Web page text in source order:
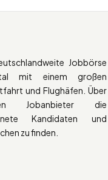
Jobbörse
mit einem großen
und Flughäfen. Über
Jobanbieter die
Kandidaten und
zu finden.